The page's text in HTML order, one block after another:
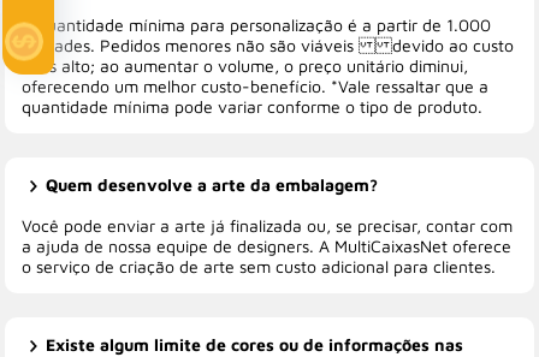
A quantidade mínima para personalização é a partir de 1.000
unidades. Pedidos menores não são viáveis devido ao custo
mais alto; ao aumentar o volume, o preço unitário diminui,
oferecendo um melhor custo-benefício. *Vale ressaltar que a
quantidade mínima pode variar conforme o tipo de produto.
Quem desenvolve a arte da embalagem?
Você pode enviar a arte já finalizada ou, se precisar, contar com
a ajuda de nossa equipe de designers. A MultiCaixasNet oferece
o serviço de criação de arte sem custo adicional para clientes.
Existe algum limite de cores ou de informações nas